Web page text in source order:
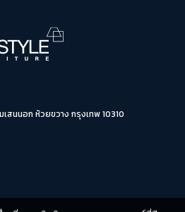
สนนอก ห้วยขวาง กรุงเทพ 10310